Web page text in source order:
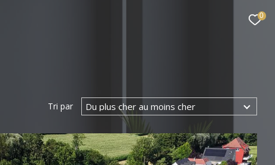
0
Tri par Du plus cher au moins cher